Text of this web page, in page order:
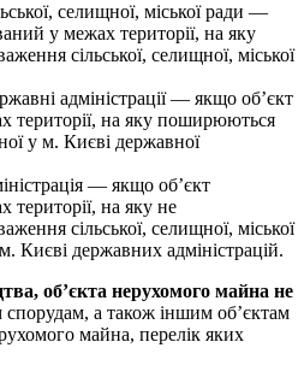
селищної, міської ради —
у межах території, на яку
сільської, селищної, міської
адміністрації — якщо об’єкт
території, на яку поширюються
у м. Києві державної
— якщо об’єкт
на яку не
сільської, селищної, міської
Києві державних адміністрацій.
об’єкта нерухомого майна не
а також іншим об’єктам
майна, перелік яких